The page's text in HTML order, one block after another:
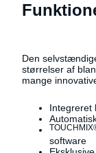
Den
størrelser af
mange
Integreret
software